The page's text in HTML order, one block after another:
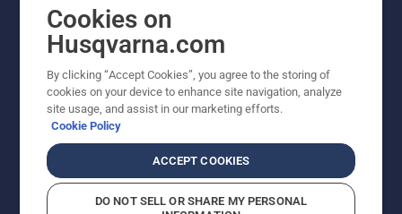
PROFESIONĀLIS
Cookies on
Husqvarna.com
By clicking “Accept Cookies”, you agree to the storing of
cookies on your device to enhance site navigation, analyze
site usage, and assist in our marketing efforts.
Cookie Policy
ACCEPT COOKIES
DO NOT SELL OR SHARE MY PERSONAL